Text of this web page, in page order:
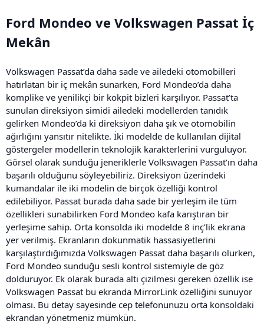
Ford Mondeo ve Volkswagen Passat İç
Mekân
Volkswagen Passat’da daha sade ve ailedeki otomobilleri
hatırlatan bir iç mekân sunarken, Ford Mondeo’da daha
komplike ve yenilikçi bir kokpit bizleri karşılıyor. Passat’ta
sunulan direksiyon simidi ailedeki modellerden tanıdık
gelirken Mondeo’da ki direksiyon daha şık ve otomobilin
ağırlığını yansıtır nitelikte. İki modelde de kullanılan dijital
göstergeler modellerin teknolojik karakterlerini vurguluyor.
Görsel olarak sunduğu jeneriklerle Volkswagen Passat’ın daha
başarılı olduğunu söyleyebiliriz. Direksiyon üzerindeki
kumandalar ile iki modelin de birçok özelliği kontrol
edilebiliyor. Passat burada daha sade bir yerleşim ile tüm
özellikleri sunabilirken Ford Mondeo kafa karıştıran bir
yerleşime sahip. Orta konsolda iki modelde 8 inç’lik ekrana
yer verilmiş. Ekranların dokunmatik hassasiyetlerini
karşılaştırdığımızda Volkswagen Passat daha başarılı olurken,
Ford Mondeo sunduğu sesli kontrol sistemiyle de göz
dolduruyor. Ek olarak burada altı çizilmesi gereken özellik ise
Volkswagen Passat bu ekranda MirrorLink özelliğini sunuyor
olması. Bu detay sayesinde cep telefonunuzu orta konsoldaki
ekrandan yönetmeniz mümkün.